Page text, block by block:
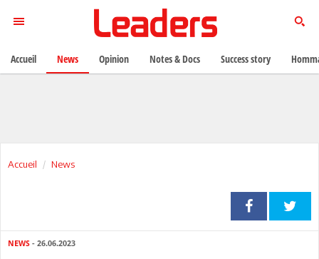
Accueil News
NEWS - 26.06.2023
Accueil News Opinion Notes & Docs Success story